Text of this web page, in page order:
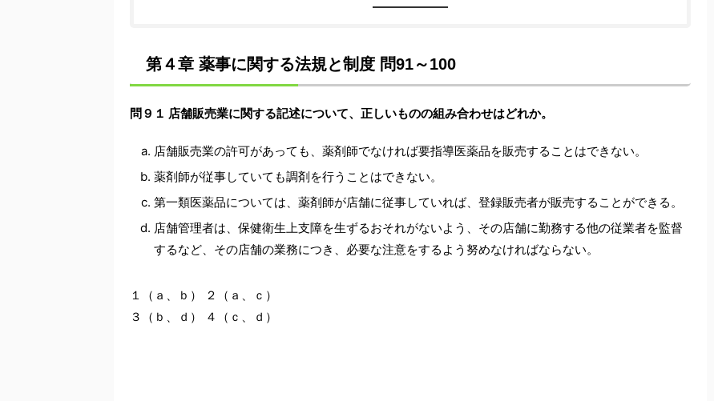
第４章 薬事に関する法規と制度 問91～100
問９１ 店舗販売業に関する記述について、正しいものの組み合わせはどれか。
店舗販売業の許可があっても、薬剤師でなければ要指導医薬品を販売することはできない。
薬剤師が従事していても調剤を行うことはできない。
第一類医薬品については、薬剤師が店舗に従事していれば、登録販売者が販売することができる。
店舗管理者は、保健衛生上支障を生ずるおそれがないよう、その店舗に勤務する他の従業者を監督
するなど、その店舗の業務につき、必要な注意をするよう努めなければならない。
１（ａ、ｂ） ２（ａ、ｃ）
３（ｂ、ｄ） ４（ｃ、ｄ）